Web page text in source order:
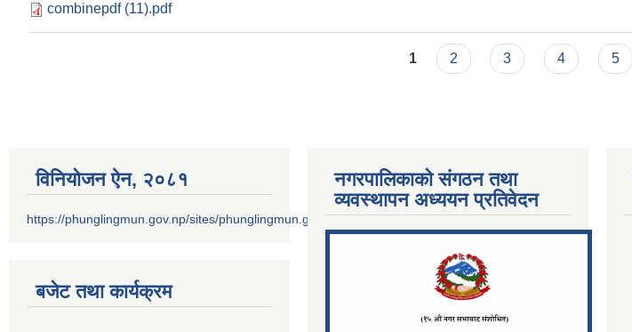
combinepdf (11).pdf
1 2 3 4 5
विनियोजन ऐन‚ २०८१
https://phunglingmun.gov.np/sites/phunglingmun.gov.np/files/documents/Al...
बजेट तथा कार्यक्रम
नगरपालिकाको संगठन तथा
व्यवस्थापन अध्ययन प्रतिवेदन